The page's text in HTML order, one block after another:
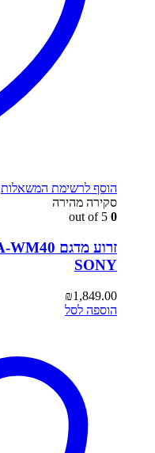
הוסף לרשימת המשאלות
סקירה מהירה
0
SONY
₪1,849.00
הוספה לסל